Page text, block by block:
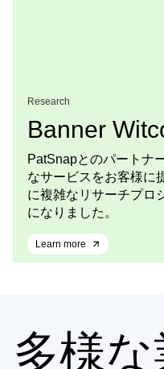
Research
Banner
PatSnapとのパートナ
なサービスをお客様に
に複雑なリサーチプロ
になりました。
Learn more
多様